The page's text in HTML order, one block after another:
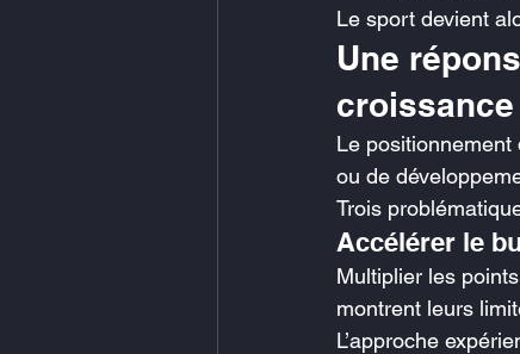
Le sport devient
Une
croissance
Le
ou de
Trois
Accélérer le
Multiplier les
montrent leurs
L’approche